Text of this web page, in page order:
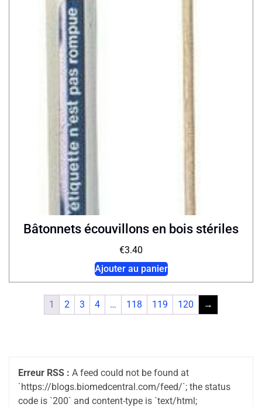
Bâtonnets écouvillons en bois stériles
€3.40
Ajouter au panier
1 2 3 4 … 118 119 120 →
Erreur RSS : A feed could not be found at
`https://blogs.biomedcentral.com/feed/`; the status
code is `200` and content-type is `text/html;